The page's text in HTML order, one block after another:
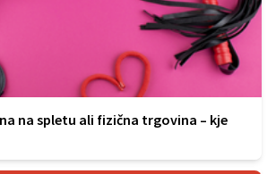
na spletu ali fizična trgovina – kje